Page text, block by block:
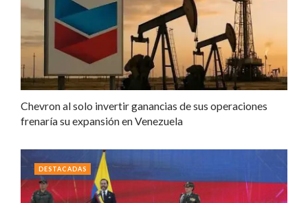
Chevron al solo invertir ganancias de sus operaciones
frenaría su expansión en Venezuela
DESTACADAS